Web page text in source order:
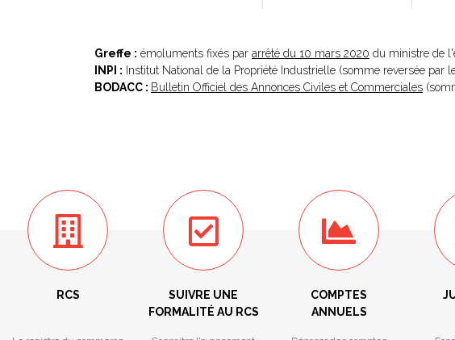
Greffe : émoluments fixés par arrêté du 10 mars 2020 du ministre de
INPI : Institut National de la Propriété Industrielle (somme reversée par
BODACC : Bulletin Officiel des Annonces Civiles et Commerciales
RCS
SUIVRE UNE
FORMALITÉ AU RCS
COMPTES
ANNUELS